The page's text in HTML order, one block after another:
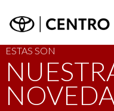
ESTAS SON